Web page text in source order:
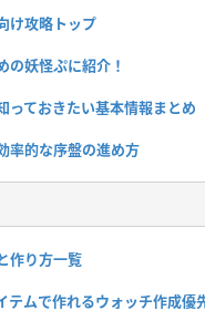
け攻略トップ
の妖怪ぷに紹介！
っておきたい基本情報まとめ
率的な序盤の進め方
作り方一覧
テムで作れるウォッチ作成優